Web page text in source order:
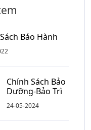
Bảo Hành
Chính Sách Bảo
Dưỡng-Bảo Trì
24-05-2024